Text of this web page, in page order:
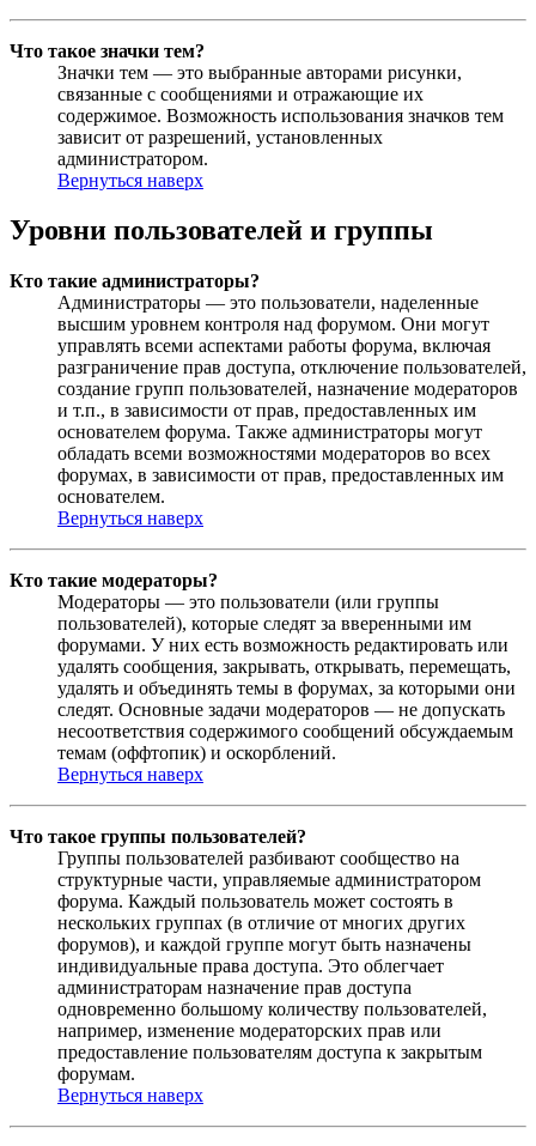
Что такое значки тем?
Значки тем — это выбранные авторами рисунки,
связанные с сообщениями и отражающие их
содержимое. Возможность использования значков тем
зависит от разрешений, установленных
администратором.
Вернуться наверх
Уровни пользователей и группы
Кто такие администраторы?
Администраторы — это пользователи, наделенные
высшим уровнем контроля над форумом. Они могут
управлять всеми аспектами работы форума, включая
разграничение прав доступа, отключение пользователей,
создание групп пользователей, назначение модераторов
и т.п., в зависимости от прав, предоставленных им
основателем форума. Также администраторы могут
обладать всеми возможностями модераторов во всех
форумах, в зависимости от прав, предоставленных им
основателем.
Вернуться наверх
Кто такие модераторы?
Модераторы — это пользователи (или группы
пользователей), которые следят за вверенными им
форумами. У них есть возможность редактировать или
удалять сообщения, закрывать, открывать, перемещать,
удалять и объединять темы в форумах, за которыми они
следят. Основные задачи модераторов — не допускать
несоответствия содержимого сообщений обсуждаемым
темам (оффтопик) и оскорблений.
Вернуться наверх
Что такое группы пользователей?
Группы пользователей разбивают сообщество на
структурные части, управляемые администратором
форума. Каждый пользователь может состоять в
нескольких группах (в отличие от многих других
форумов), и каждой группе могут быть назначены
индивидуальные права доступа. Это облегчает
администраторам назначение прав доступа
одновременно большому количеству пользователей,
например, изменение модераторских прав или
предоставление пользователям доступа к закрытым
форумам.
Вернуться наверх